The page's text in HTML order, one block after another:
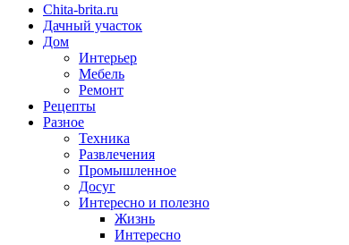
Chita-brita.ru
Дачный участок
Дом
Интерьер
Мебель
Ремонт
Рецепты
Разное
Техника
Развлечения
Промышленное
Досуг
Интересно и полезно
Жизнь
Интересно